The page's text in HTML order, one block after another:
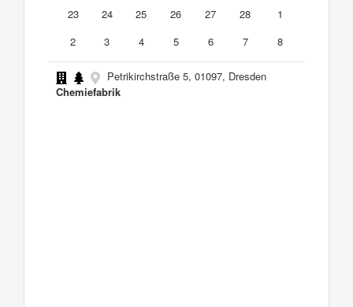
23
24 25 26 27 28
1
2
3 4 5 6 7 8
Petrikirchstraße 5, 01097, Dresden
Chemiefabrik